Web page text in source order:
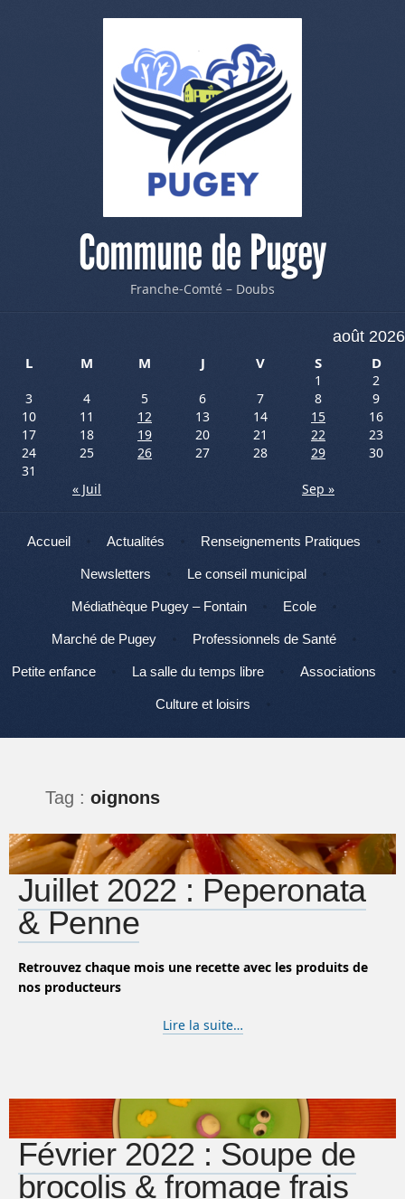
Commune de Pugey
Franche-Comté – Doubs
août 2026
L
M M J V S D
1
2
3
4 5 6 7 8
9
10
11 12 13 14 15
16
17
18 19 20 21 22
23
24
25 26 27 28 29
30
31
« Juil
Sep »
Menu
Aller au contenu
Accueil Actualités Renseignements Pratiques
Newsletters Le conseil municipal
Médiathèque Pugey – Fontain Ecole
Marché de Pugey Professionnels de Santé
Petite enfance La salle du temps libre Associations
Culture et loisirs
Tag : oignons
Juillet 2022 : Peperonata
& Penne
Retrouvez chaque mois une recette avec les produits de
nos producteurs
Lire la suite…
Février 2022 : Soupe de
brocolis & fromage frais